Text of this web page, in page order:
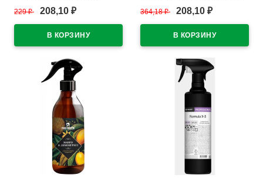
Зеленый час арт.409-037
229₽ 208,10 ₽
Розмарин арт.408-037 (ст.6)
364,18₽ 208,10 ₽